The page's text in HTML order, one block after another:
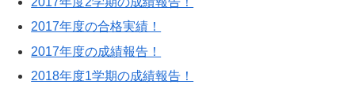
2017年度の合格実績！
2017年度の成績報告！
2018年度1学期の成績報告！